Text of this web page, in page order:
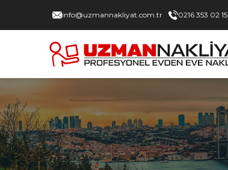
info@uzmannakliyat.com.tr 0216 353 02 15